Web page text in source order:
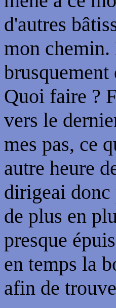
d'autres
mon chemin.
brusquement
Quoi faire ?
vers le
mes pas, ce
autre heure
dirigeai
de plus en
presque
en temps la
afin de